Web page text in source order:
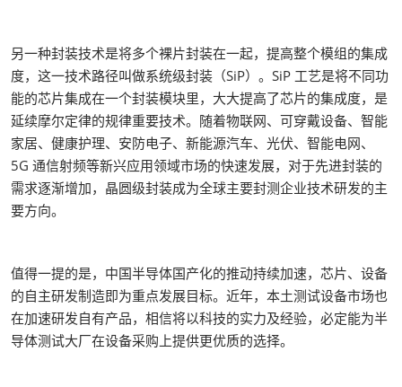
另一种封装技术是将多个裸片封装在一起，提高整个模组的集成
度，这一技术路径叫做系统级封装（SiP）。SiP 工艺是将不同功
能的芯片集成在一个封装模块里，大大提高了芯片的集成度，是
延续摩尔定律的规律重要技术。随着物联网、可穿戴设备、智能
家居、健康护理、安防电子、新能源汽车、光伏、智能电网、
5G 通信射频等新兴应用领域市场的快速发展，对于先进封装的
需求逐渐增加，晶圆级封装成为全球主要封测企业技术研发的主
要方向。
值得一提的是，中国半导体国产化的推动持续加速，芯片、设备
的自主研发制造即为重点发展目标。近年，本土测试设备市场也
在加速研发自有产品，相信将以科技的实力及经验，必定能为半
导体测试大厂在设备采购上提供更优质的选择。